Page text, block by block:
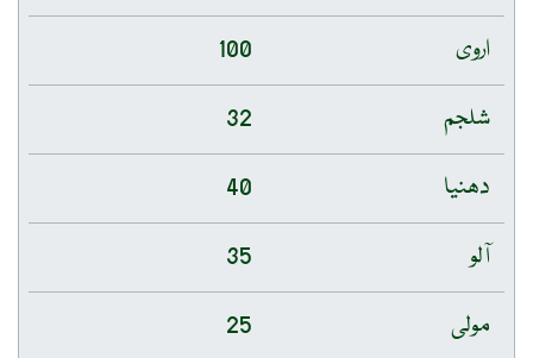
اروی
100
شلجم
32
دھنیا
40
آلو
35
مولی
25